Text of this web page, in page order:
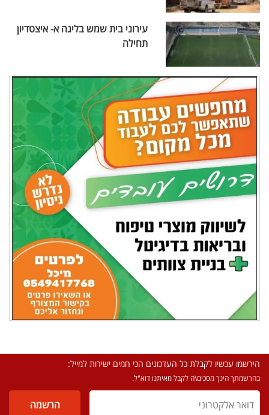
עירוני בית שמש בליגה א- איצטדיון
תחילה
הירשמו עכשיו לקבלת כל העדכונים הכי חמים ישירות למייל:
בהרשמתך הינך מסכים\ה לקבל מאיתנו דוא"ל.